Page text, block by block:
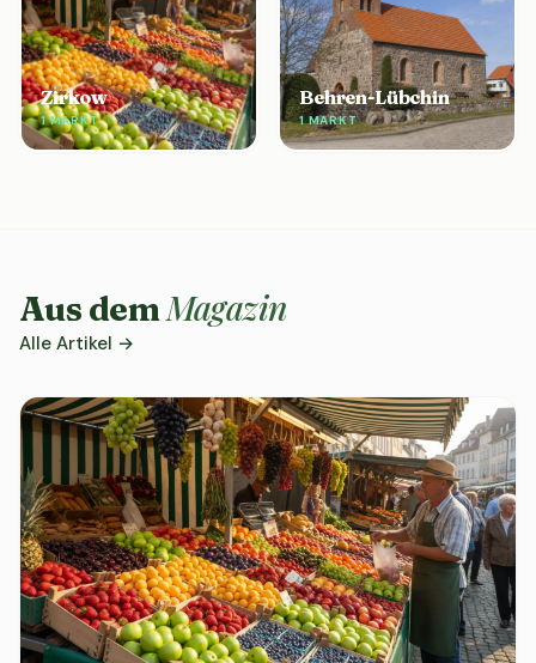
Zirkow
1 MARKT
Behren-Lübchin
1 MARKT
Aus demMagazin
Alle Artikel →